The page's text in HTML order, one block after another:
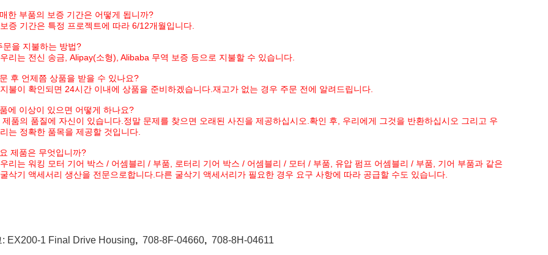
한 부품의 보증 기간은 어떻게 됩니까?
보증 기간은 특정 프로젝트에 따라 6/12개월입니다.
문을 지불하는 방법?
우리는 전신 송금, Alipay(소형), Alibaba 무역 보증 등으로 지불할 수 있습니다.
후 언제쯤 상품을 받을 수 있나요?
지불이 확인되면 24시간 이내에 상품을 준비하겠습니다.재고가 없는 경우 주문 전에 알려드립니다.
에 이상이 있으면 어떻게 하나요?
제품의 품질에 자신이 있습니다.정말 문제를 찾으면 오래된 사진을 제공하십시오.확인 후,
우리에게 그것을 반환하십시오 그리고 우
리는 정확한 품목을 제공할 것입니다.
제품은 무엇입니까?
우리는 워킹 모터 기어 박스 / 어셈블리 / 부품, 로터리 기어 박스 / 어셈블리 / 모터 / 부품, 유압 펌프 어셈블리 / 부품, 기어 부품과 같은
굴삭기 액세서리 생산을 전문으로합니다.다른 굴삭기 액세서리가 필요한 경우 요구 사항에 따라 공급할 수도 있습니다.
: EX200-1 Final Drive Housing, 708-8F-04660, 708-8H-04611